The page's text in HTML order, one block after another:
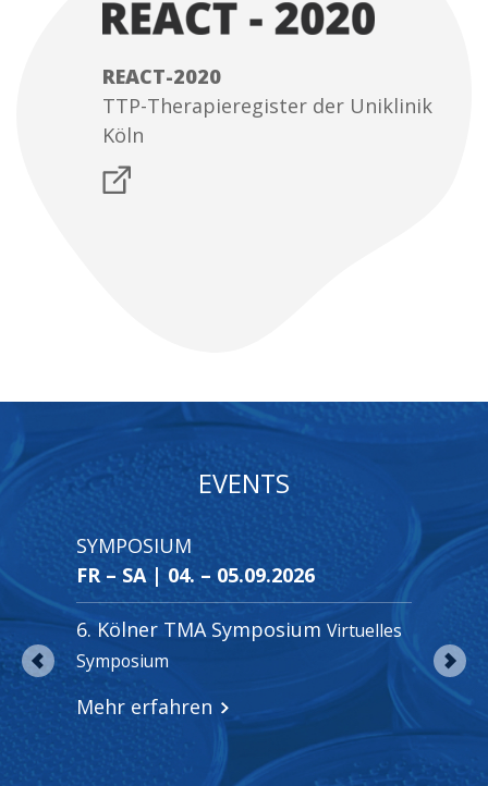
REACT-2020
TTP-Therapieregister der Uniklinik
Köln
EVENTS
SYMPOSIUM
FR – SA | 04. – 05.09.2026
6. Kölner TMA Symposium Virtuelles
Symposium
Mehr erfahren
of